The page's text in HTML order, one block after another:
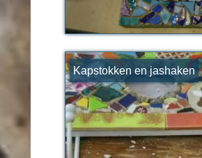
Kapstokken en jashaken